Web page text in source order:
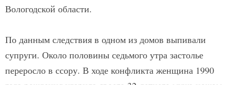
Вологодской области.
По данным следствия в одном из домов выпивали
супруги. Около половины седьмого утра застолье
переросло в ссору. В ходе конфликта женщина 1990